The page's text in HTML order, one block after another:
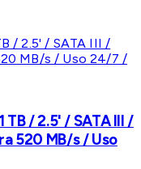
/ 2.5' / SATA III /
520 MB/s / Uso